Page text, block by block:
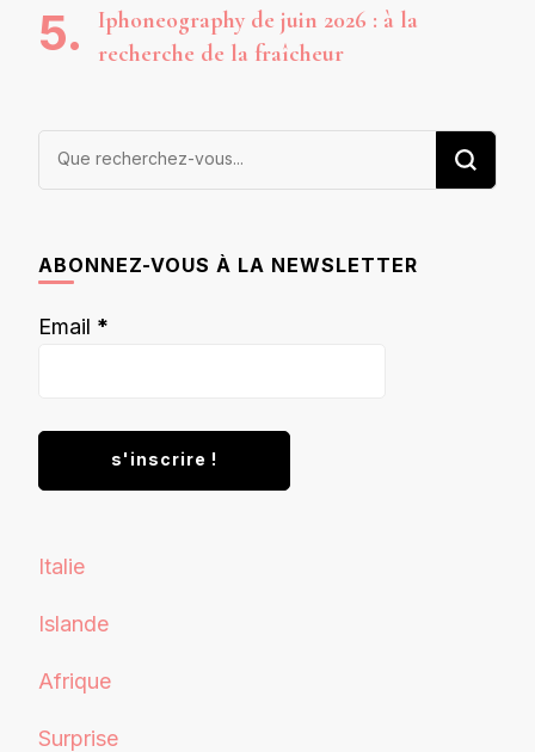
Iphoneography de juin 2026 : à la
recherche de la fraîcheur
Vous
ABONNEZ-VOUS À LA NEWSLETTER
Email *
Italie
Islande
Afrique
Surprise